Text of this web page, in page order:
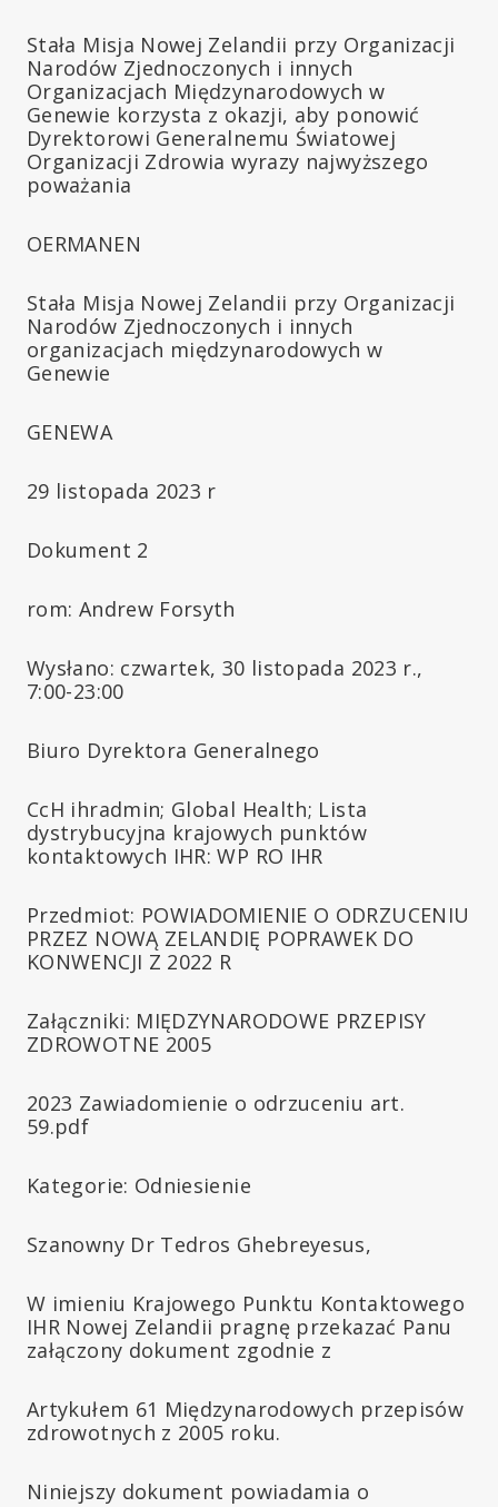
Stała Misja Nowej Zelandii przy Organizacji
Narodów Zjednoczonych i innych
Organizacjach Międzynarodowych w
Genewie korzysta z okazji, aby ponowić
Dyrektorowi Generalnemu Światowej
Organizacji Zdrowia wyrazy najwyższego
poważania
OERMANEN
Stała Misja Nowej Zelandii przy Organizacji
Narodów Zjednoczonych i innych
organizacjach międzynarodowych w
Genewie
GENEWA
29 listopada 2023 r
Dokument 2
rom: Andrew Forsyth
Wysłano: czwartek, 30 listopada 2023 r.,
7:00-23:00
Biuro Dyrektora Generalnego
CcH ihradmin; Global Health; Lista
dystrybucyjna krajowych punktów
kontaktowych IHR: WP RO IHR
Przedmiot: POWIADOMIENIE O ODRZUCENIU
PRZEZ NOWĄ ZELANDIĘ POPRAWEK DO
KONWENCJI Z 2022 R
Załączniki: MIĘDZYNARODOWE PRZEPISY
ZDROWOTNE 2005
2023 Zawiadomienie o odrzuceniu art.
59.pdf
Kategorie: Odniesienie
Szanowny Dr Tedros Ghebreyesus,
W imieniu Krajowego Punktu Kontaktowego
IHR Nowej Zelandii pragnę przekazać Panu
załączony dokument zgodnie z
Artykułem 61 Międzynarodowych przepisów
zdrowotnych z 2005 roku.
Niniejszy dokument powiadamia o